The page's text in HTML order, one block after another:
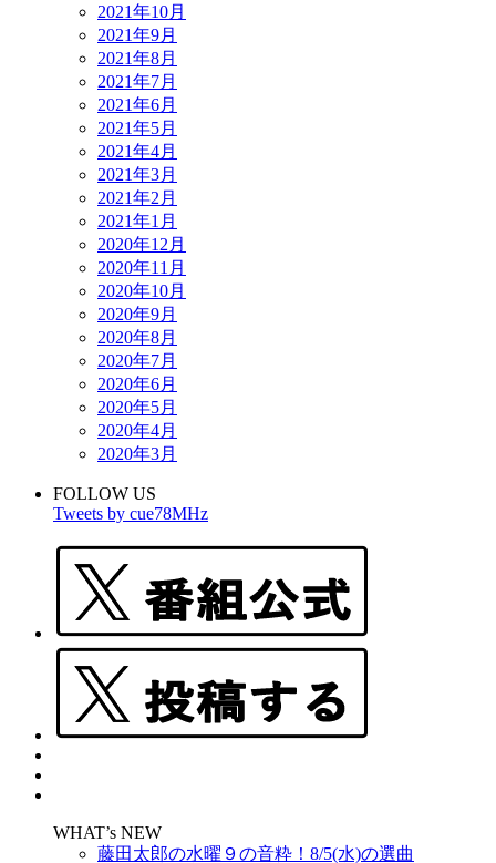
2021年10月
2021年9月
2021年8月
2021年7月
2021年6月
2021年5月
2021年4月
2021年3月
2021年2月
2021年1月
2020年12月
2020年11月
2020年10月
2020年9月
2020年8月
2020年7月
2020年6月
2020年5月
2020年4月
2020年3月
FOLLOW US
Tweets by cue78MHz
WHAT’s NEW
藤田太郎の水曜９の音粋！8/5(水)の選曲